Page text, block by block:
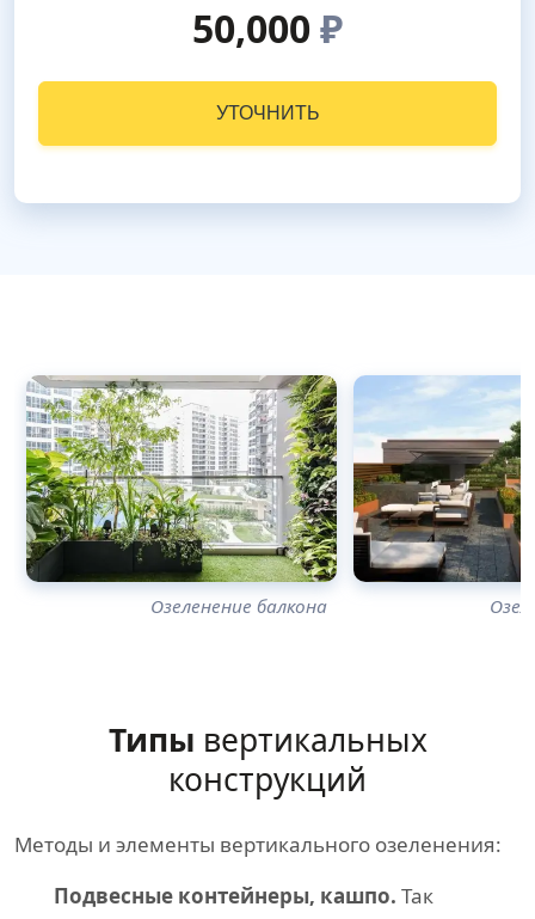
50,000₽
УТОЧНИТЬ
Озеленение балкона
Типы вертикальных
конструкций
Методы и элементы вертикального озеленения:
Подвесные контейнеры, кашпо. Так